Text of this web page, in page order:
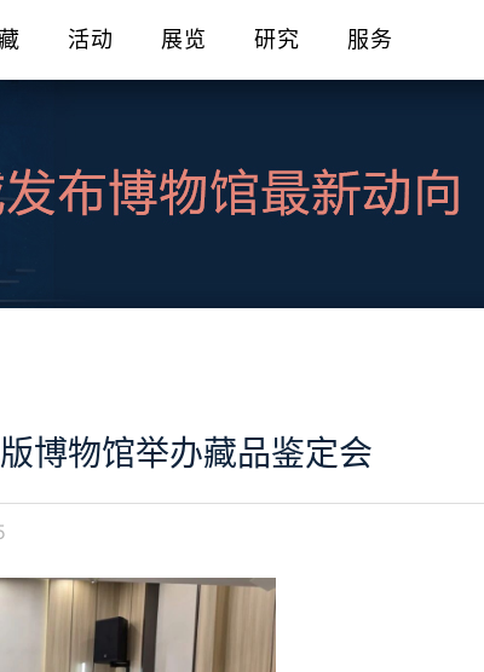
活动 展览 研究 服务
博物馆举办藏品鉴定会